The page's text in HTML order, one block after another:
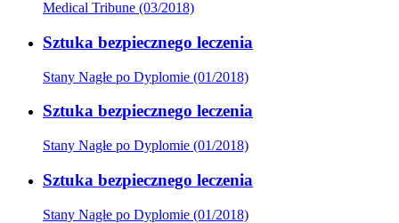
Medical Tribune (03/2018)
Sztuka bezpiecznego leczenia
Stany Nagłe po Dyplomie (01/2018)
Sztuka bezpiecznego leczenia
Stany Nagłe po Dyplomie (01/2018)
Sztuka bezpiecznego leczenia
Stany Nagłe po Dyplomie (01/2018)